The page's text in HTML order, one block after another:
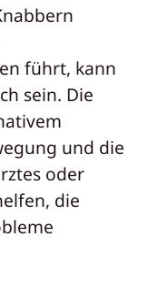
führt, kann
sein. Die
und die
oder
die